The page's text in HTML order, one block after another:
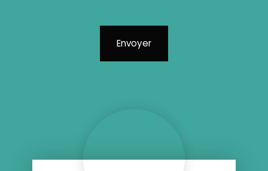
Envoyer